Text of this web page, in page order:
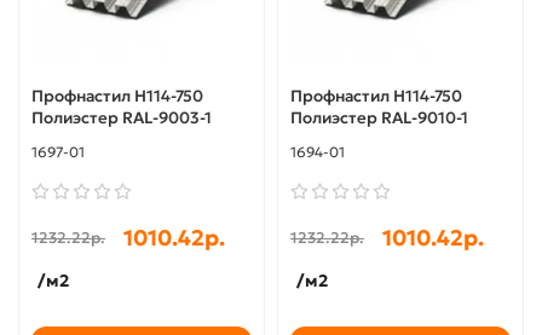
Профнастил Н114-750
Полиэстер RAL-9003-1
1697-01
1232.22р. 1010.42р.
/м2
Профнастил Н114-750
Полиэстер RAL-9010-1
1694-01
1232.22р. 1010.42р.
/м2